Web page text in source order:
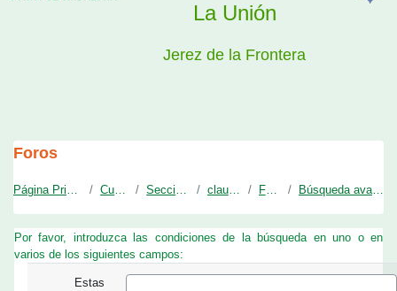
La Unión
Jerez de la Frontera
Foros
Página Principal Cursos Secciones claunion Foros Búsqueda avanzada
Por favor, introduzca las condiciones de la búsqueda en uno o en
varios de los siguientes campos:
Estas